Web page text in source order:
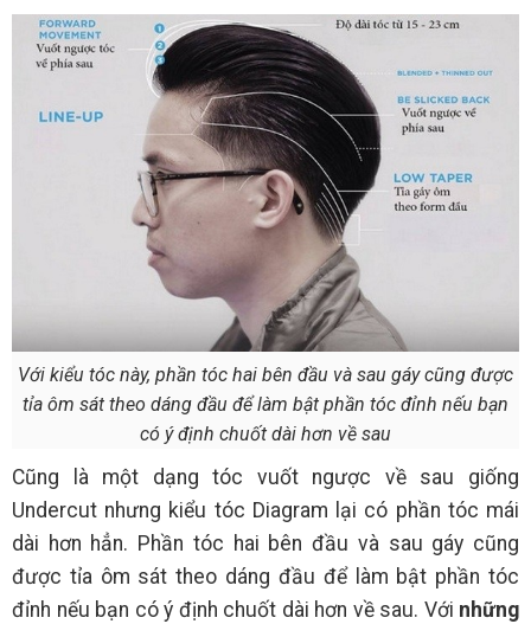
Với kiểu tóc này, phần tóc hai bên đầu và sau gáy cũng được
tỉa ôm sát theo dáng đầu để làm bật phần tóc đỉnh nếu bạn
có ý định chuốt dài hơn về sau
Cũng là một dạng tóc vuốt ngược về sau giống
Undercut nhưng kiểu tóc Diagram lại có phần tóc mái
dài hơn hẳn. Phần tóc hai bên đầu và sau gáy cũng
được tỉa ôm sát theo dáng đầu để làm bật phần tóc
đỉnh nếu bạn có ý định chuốt dài hơn về sau. Với những